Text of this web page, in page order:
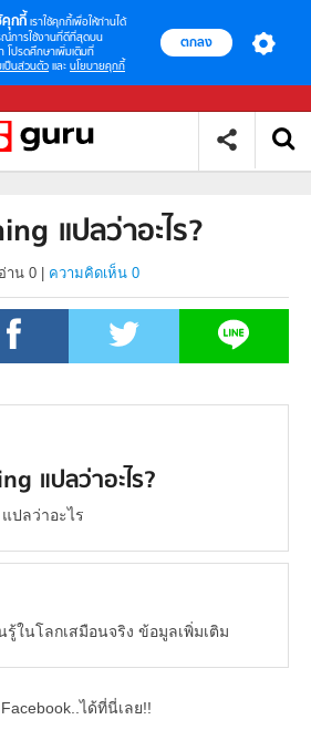
คุกกี้ เราใช้คุกกี้เพื่อให้ท่านได้
ณ์การใช้งานที่ดีที่สุดบน
า โปรดศึกษาเพิ่มเติมที่
ป็นส่วนตัว และ นโยบายคุกกี้
ตกลง
แปลว่าอะไร?
าน 0 ความคิดเห็น 0
แปลว่าอะไร?
ปลว่าอะไร
รู้ในโลกเสมือนจริง ข้อมูลเพิ่มเติม
ได้ที่นี่เลย!!